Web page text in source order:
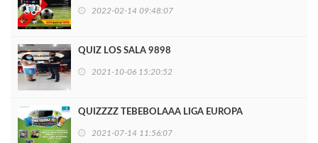
2022-02-14 09:48:07
QUIZ LOS SALA 9898
2021-10-06 15:20:52
QUIZZZZ TEBEBOLAAA LIGA EUROPA
2021-07-14 11:56:07